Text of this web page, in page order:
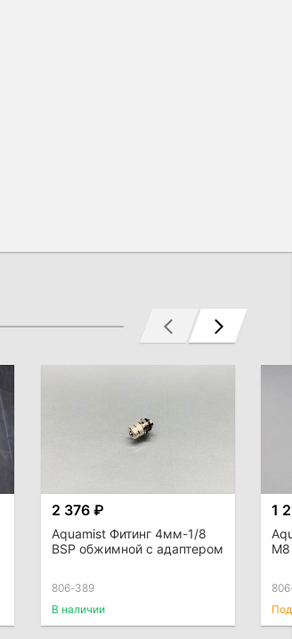
2 376 ₽
Aquamist Фитинг 4мм-1/8
BSP обжимной с адаптером
806-389
В наличии
1